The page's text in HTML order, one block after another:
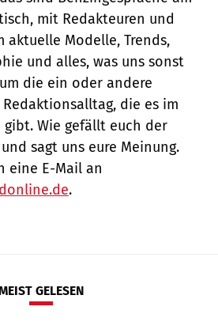
mit Redakteuren und
aktuelle Modelle, Trends,
und alles, was uns sonst
die ein oder andere
die es im
Wie gefällt euch der
sagt uns eure Meinung.
eine E-Mail an
.
GELESEN